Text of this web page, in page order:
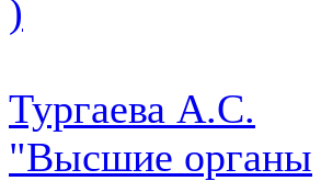
)
Тургаева А.С.
"Высшие органы